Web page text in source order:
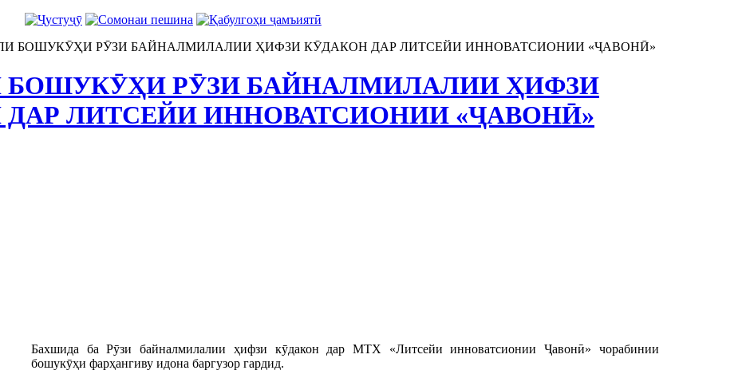
БОШУКӮҲИ РӮЗИ БАЙНАЛМИЛАЛИИ ҲИФЗИ КӮДАКОН ДАР ЛИТСЕЙИ ИННОВАТСИОНИИ «ҶАВОНӢ»
БОШУКӮҲИ РӮЗИ БАЙНАЛМИЛАЛИИ ҲИФЗИ
ЛИТСЕЙИ ИННОВАТСИОНИИ «ҶАВОНӢ»
Бахшида ба Рӯзи байналмилалии ҳифзи кӯдакон дар МТХ «Литсейи инноватсионии Ҷавонӣ» чорабинии
бошукӯҳи фарҳангиву идона баргузор гардид.